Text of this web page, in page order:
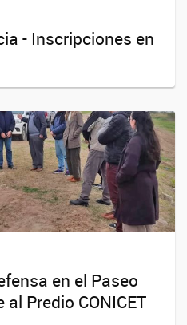
- Inscripciones en
en el Paseo
Predio CONICET